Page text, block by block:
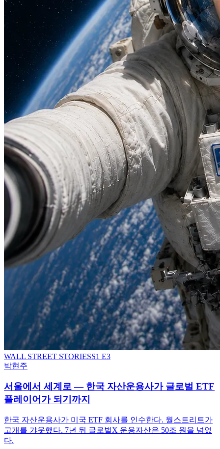
WALL STREET STORIESS1 E3
박현주
서울에서 세계로 — 한국 자산운용사가 글로벌 ETF
플레이어가 되기까지
한국 자산운용사가 미국 ETF 회사를 인수한다. 월스트리트가
고개를 갸웃했다. 7년 뒤 글로벌X 운용자산은 50조 원을 넘었
다.